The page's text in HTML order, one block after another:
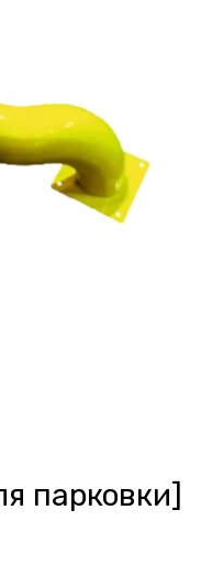
парковки]